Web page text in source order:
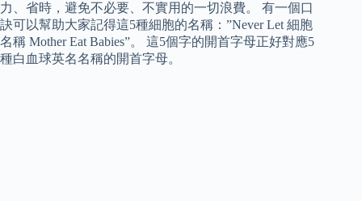
力、省時，避免不必要、不實用的⼀切浪費。 有一個口
訣可以幫助大家記得這5種細胞的名稱：”Never Let 細胞
名稱 Mother Eat Babies”。 這5個字的開首字母正好對應5
種白血球英名名稱的開首字母。